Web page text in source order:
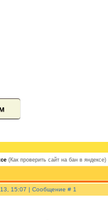
(Как проверить сайт на бан в яндексе)
15:07 | Сообщение # 1